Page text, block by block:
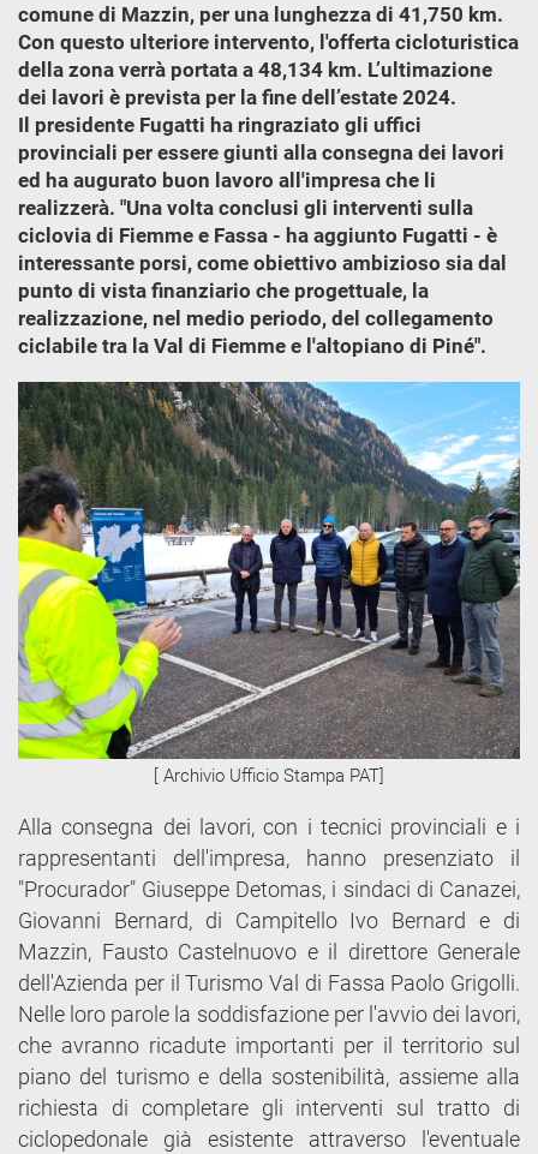
comune di Mazzin, per una lunghezza di 41,750 km.
Con questo ulteriore intervento, l'offerta cicloturistica
della zona verrà portata a 48,134 km. L’ultimazione
dei lavori è prevista per la fine dell’estate 2024.
Il presidente Fugatti ha ringraziato gli uffici
provinciali per essere giunti alla consegna dei lavori
ed ha augurato buon lavoro all'impresa che li
realizzerà. "Una volta conclusi gli interventi sulla
ciclovia di Fiemme e Fassa - ha aggiunto Fugatti - è
interessante porsi, come obiettivo ambizioso sia dal
punto di vista finanziario che progettuale, la
realizzazione, nel medio periodo, del collegamento
ciclabile tra la Val di Fiemme e l'altopiano di Piné".
[ Archivio Ufficio Stampa PAT]
Alla consegna dei lavori, con i tecnici provinciali e i
rappresentanti dell'impresa, hanno presenziato il
"Procurador" Giuseppe Detomas, i sindaci di Canazei,
Giovanni Bernard, di Campitello Ivo Bernard e di
Mazzin, Fausto Castelnuovo e il direttore Generale
dell'Azienda per il Turismo Val di Fassa Paolo Grigolli.
Nelle loro parole la soddisfazione per l'avvio dei lavori,
che avranno ricadute importanti per il territorio sul
piano del turismo e della sostenibilità, assieme alla
richiesta di completare gli interventi sul tratto di
ciclopedonale già esistente attraverso l'eventuale